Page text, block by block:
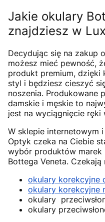
Jakie okulary
znajdziesz w
Decydując się na zakup
możesz mieć pewność,
produkt premium, dzięki
styl i będziesz cieszyć
noszenia. Produkowane
damskie i męskie to
jest na wyciągnięcie ręki
W sklepie internetowym
Optyk czeka na Ciebie
wybór produktów marek
Bottega Veneta. Czekają
okulary korekcyjne
okulary korekcyjne
okulary
okulary